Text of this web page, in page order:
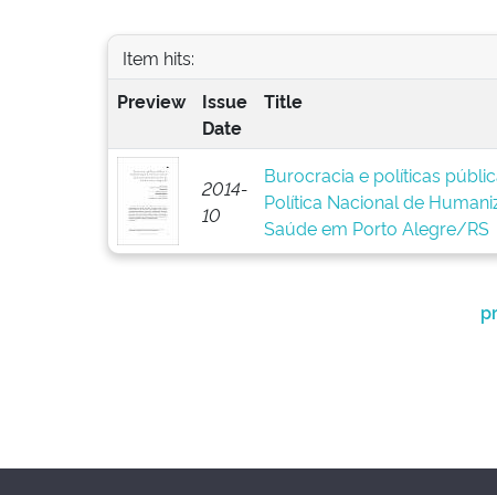
Item hits:
Preview
Issue
Date
Title
2014-
10
Burocracia e políticas
Política Nacional de
Saúde em Porto Alegre/RS